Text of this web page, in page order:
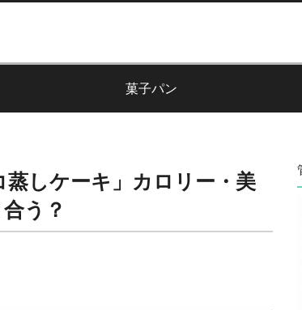
菓子パン
しケーキ」カロリー・美
う？